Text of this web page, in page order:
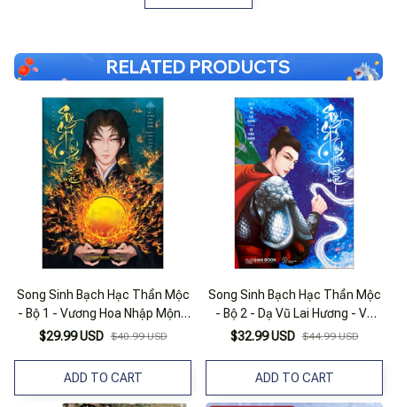
RELATED PRODUCTS
Song Sinh Bạch Hạc Thần Mộc
- Bộ 1 - Vương Hoa Nhập Mộng
- Tập 1 - Hoa Lạc Tam Đồ
$29.99 USD $40.99 USD
ADD TO CART
Song Sinh Bạch Hạc Thần Mộc
- Bộ 2 - Dạ Vũ Lai Hương - Võ
Thần Hoàng Đế
$32.99 USD $44.99 USD
ADD TO CART